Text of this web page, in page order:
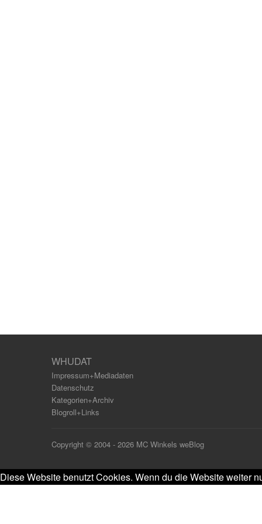
WHUDAT
Impressum+Mediadaten
Datenschutz
Kategorien+Archiv
Blogroll+Links
Copyright © 2004 - 2026 MC Winkels weBlog
Diese Website benutzt Cookies. Wenn du die Website weiter